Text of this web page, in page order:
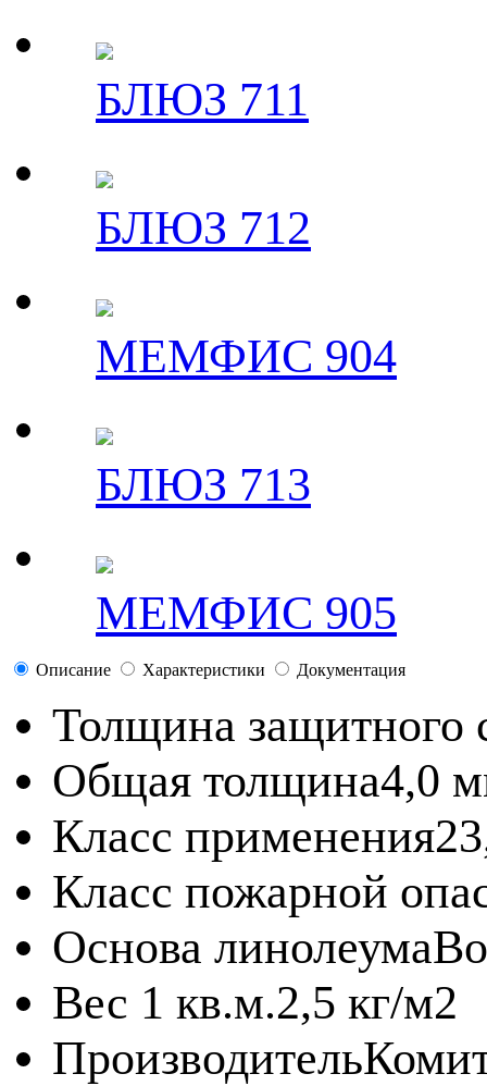
БЛЮЗ 711
БЛЮЗ 712
МЕМФИС 904
БЛЮЗ 713
МЕМФИС 905
Описание Характеристики Документация
Толщина защитного
Общая толщина4,0
Класс применения
Класс пожарной
Основа линолеума
Вес 1 кв.м.2,5 кг/м2
Производитель